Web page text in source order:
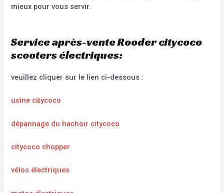
mieux pour vous servir.
Service après-vente Rooder citycoco
scooters électriques:
veuillez cliquer sur le lien ci-dessous :
usine citycoco
dépannage du hachoir citycoco
citycoco chopper
vélos électriques